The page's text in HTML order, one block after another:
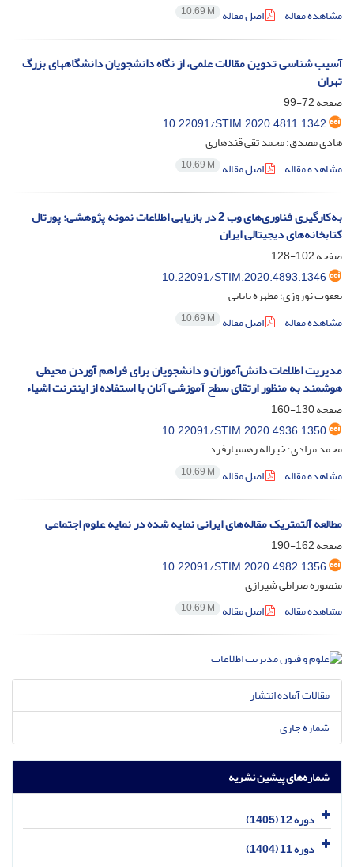
مشاهده مقاله
اصل مقاله 10.69 M
آسیب شناسی تدوین مقالات علمی، از نگاه دانشجویان دانشگاههای بزرگ
تهران
صفحه72-99
10.22091/STIM.2020.4811.1342
هادی مصدق؛ محمد تقی قندهاری
مشاهده مقاله
اصل مقاله 10.69 M
به‌کارگیری فناوری‌های وب 2 در بازیابی اطلاعات نمونه پژوهشی: پورتال
کتابخانه‌های دیجیتالی ایران
صفحه102-128
10.22091/STIM.2020.4893.1346
یعقوب نوروزی؛ مطهره بابایی
مشاهده مقاله
اصل مقاله 10.69 M
مدیریت اطلاعات دانش‌آموزان و دانشجویان برای فراهم آوردن محیطی
هوشمند به منظور ارتقای سطح آموزشی آنان با استفاده از اینترنت اشیاء
صفحه130-160
10.22091/STIM.2020.4936.1350
محمد مرادی؛ خیراله رهسپارفرد
مشاهده مقاله
اصل مقاله 10.69 M
مطالعه آلتمتریک مقاله‌های ایرانی نمایه شده در نمایه علوم اجتماعی
صفحه162-190
10.22091/STIM.2020.4982.1356
منصوره صراطی شیرازی
مشاهده مقاله
اصل مقاله 10.69 M
مقالات آماده انتشار
شماره جاری
شماره‌های پیشین نشریه
دوره 12 (1405)
دوره 11 (1404)